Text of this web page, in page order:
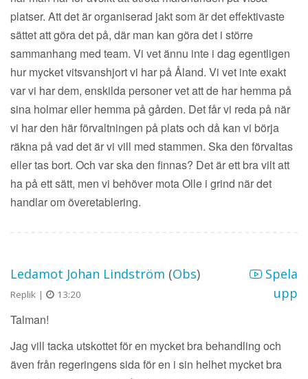
platser. Att det är organiserad jakt som är det effektivaste
sättet att göra det på, där man kan göra det i större
sammanhang med team. Vi vet ännu inte i dag egentligen
hur mycket vitsvanshjort vi har på Åland. Vi vet inte exakt
var vi har dem, enskilda personer vet att de har hemma på
sina holmar eller hemma på gården. Det får vi reda på när
vi har den här förvaltningen på plats och då kan vi börja
räkna på vad det är vi vill med stammen. Ska den förvaltas
eller tas bort. Och var ska den finnas? Det är ett bra vilt att
ha på ett sätt, men vi behöver mota Olle i grind när det
handlar om överetablering.
Ledamot Johan Lindström (Obs)
Replik | 13:20
Spela
upp
Talman!
Jag vill tacka utskottet för en mycket bra behandling och
även från regeringens sida för en i sin helhet mycket bra